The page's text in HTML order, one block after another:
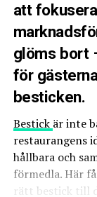
Harlång
Vad du
köper
Effekt och
En
snabbt. Om
tillaga, vilket
att
glöms bort
för
besticken.
Bestick är inte
restaurangens
hållbara och
förmedla. Här
rätt bestick till